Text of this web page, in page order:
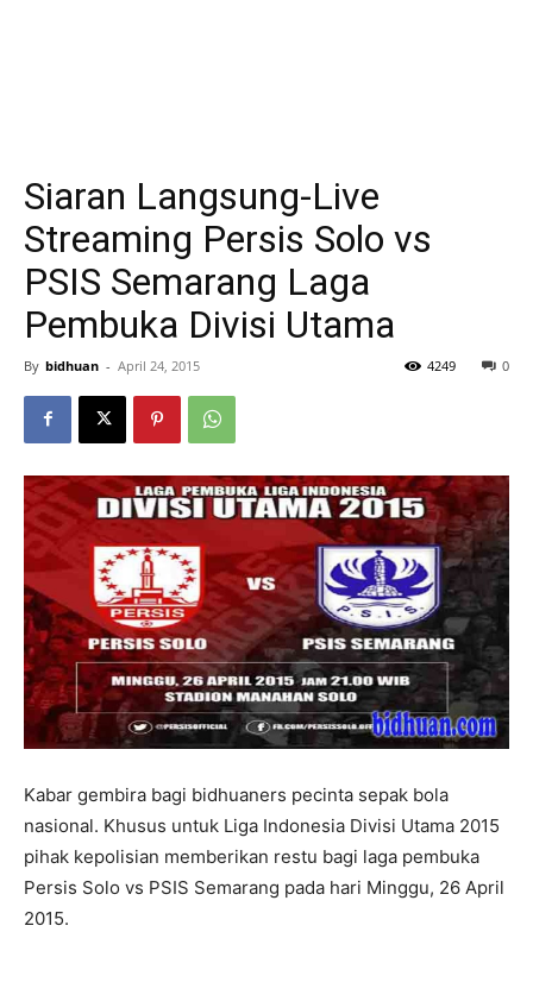
Siaran Langsung-Live
Streaming Persis Solo vs
PSIS Semarang Laga
Pembuka Divisi Utama
By bidhuan - April 24, 2015 0
4249
Kabar gembira bagi bidhuaners pecinta sepak bola
nasional. Khusus untuk Liga Indonesia Divisi Utama 2015
pihak kepolisian memberikan restu bagi laga pembuka
Persis Solo vs PSIS Semarang pada hari Minggu, 26 April
2015.